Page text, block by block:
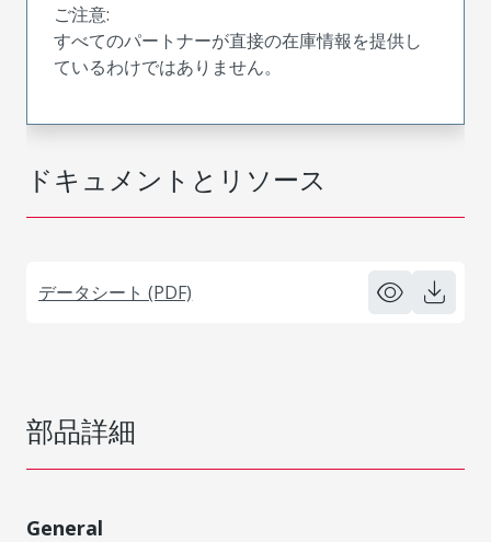
ドキュメントとリソース
データシート (PDF)
ご注意:
すべてのパートナーが直接の在庫情報を提供し
ているわけではありません。
部品詳細
General